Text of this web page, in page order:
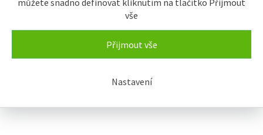
vše
Přijmout vše
Nastavení
Kreativní fotografování